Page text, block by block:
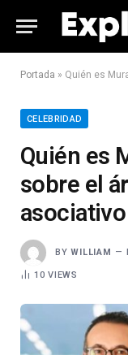
Portada » Quién es
CELEBRIDAD
Quién es
sobre el
asociativo
BY WILLIAM
10VIEWS